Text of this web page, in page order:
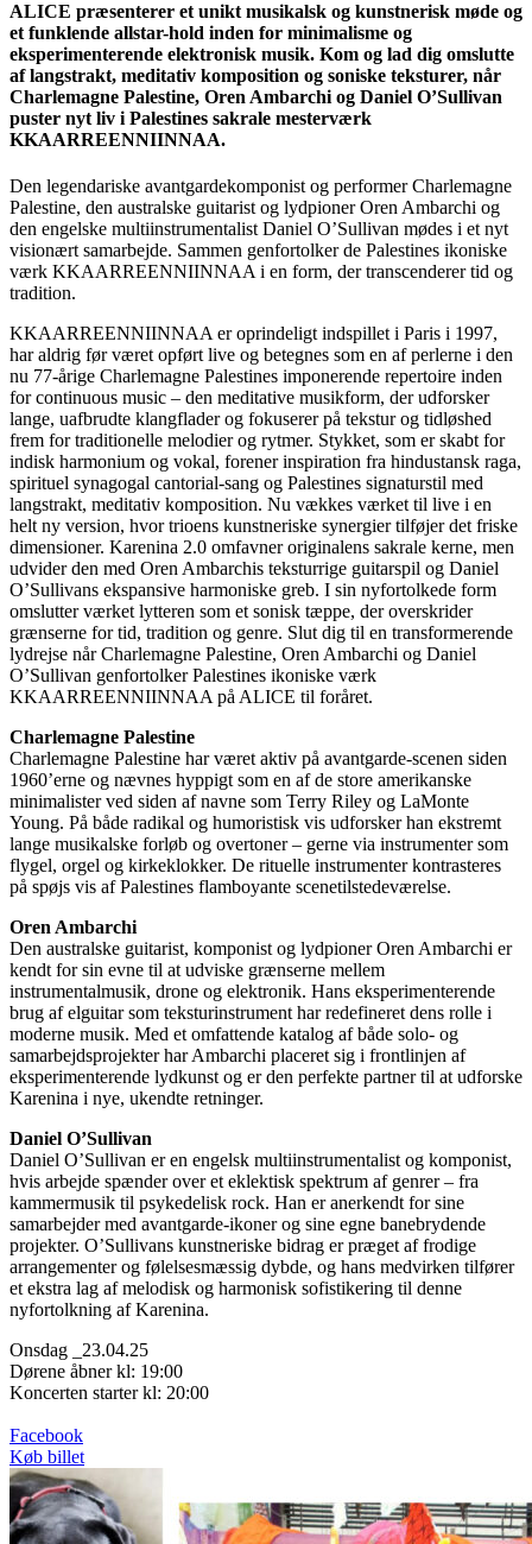
ALICE præsenterer et unikt musikalsk og kunstnerisk møde og
et funklende allstar-hold inden for minimalisme og
eksperimenterende elektronisk musik. Kom og lad dig omslutte
af langstrakt, meditativ komposition og soniske teksturer, når
Charlemagne Palestine, Oren Ambarchi og Daniel O’Sullivan
puster nyt liv i Palestines sakrale mesterværk
KKAARREENNIINNAA.
Den legendariske avantgardekomponist og performer Charlemagne
Palestine, den australske guitarist og lydpioner Oren Ambarchi og
den engelske multiinstrumentalist Daniel O’Sullivan mødes i et nyt
visionært samarbejde. Sammen genfortolker de Palestines ikoniske
værk KKAARREENNIINNAA i en form, der transcenderer tid og
tradition.
KKAARREENNIINNAA er oprindeligt indspillet i Paris i 1997,
har aldrig før været opført live og betegnes som en af perlerne i den
nu 77-årige Charlemagne Palestines imponerende repertoire inden
for continuous music – den meditative musikform, der udforsker
lange, uafbrudte klangflader og fokuserer på tekstur og tidløshed
frem for traditionelle melodier og rytmer. Stykket, som er skabt for
indisk harmonium og vokal, forener inspiration fra hindustansk raga,
spirituel synagogal cantorial-sang og Palestines signaturstil med
langstrakt, meditativ komposition. Nu vækkes værket til live i en
helt ny version, hvor trioens kunstneriske synergier tilføjer det friske
dimensioner. Karenina 2.0 omfavner originalens sakrale kerne, men
udvider den med Oren Ambarchis teksturrige guitarspil og Daniel
O’Sullivans ekspansive harmoniske greb. I sin nyfortolkede form
omslutter værket lytteren som et sonisk tæppe, der overskrider
grænserne for tid, tradition og genre. Slut dig til en transformerende
lydrejse når Charlemagne Palestine, Oren Ambarchi og Daniel
O’Sullivan genfortolker Palestines ikoniske værk
KKAARREENNIINNAA på ALICE til foråret.
Charlemagne Palestine
Charlemagne Palestine har været aktiv på avantgarde-scenen siden
1960’erne og nævnes hyppigt som en af de store amerikanske
minimalister ved siden af navne som Terry Riley og LaMonte
Young. På både radikal og humoristisk vis udforsker han ekstremt
lange musikalske forløb og overtoner – gerne via instrumenter som
flygel, orgel og kirkeklokker. De rituelle instrumenter kontrasteres
på spøjs vis af Palestines flamboyante scenetilstedeværelse.
Oren Ambarchi
Den australske guitarist, komponist og lydpioner Oren Ambarchi er
kendt for sin evne til at udviske grænserne mellem
instrumentalmusik, drone og elektronik. Hans eksperimenterende
brug af elguitar som teksturinstrument har redefineret dens rolle i
moderne musik. Med et omfattende katalog af både solo- og
samarbejdsprojekter har Ambarchi placeret sig i frontlinjen af
eksperimenterende lydkunst og er den perfekte partner til at udforske
Karenina i nye, ukendte retninger.
Daniel O’Sullivan
Daniel O’Sullivan er en engelsk multiinstrumentalist og komponist,
hvis arbejde spænder over et eklektisk spektrum af genrer – fra
kammermusik til psykedelisk rock. Han er anerkendt for sine
samarbejder med avantgarde-ikoner og sine egne banebrydende
projekter. O’Sullivans kunstneriske bidrag er præget af frodige
arrangementer og følelsesmæssig dybde, og hans medvirken tilfører
et ekstra lag af melodisk og harmonisk sofistikering til denne
nyfortolkning af Karenina.
Onsdag _23.04.25
Dørene åbner kl: 19:00
Koncerten starter kl: 20:00
Facebook
Køb billet